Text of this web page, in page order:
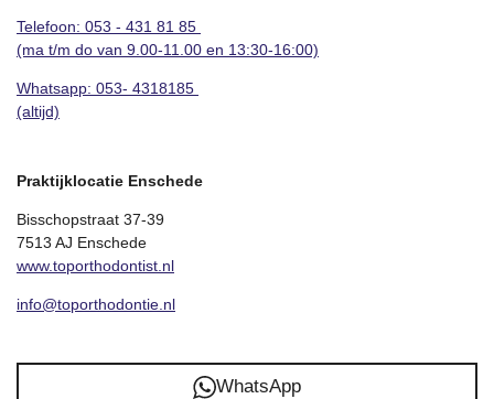
Telefoon: 053 - 431 81 85
(ma t/m do van 9.00-11.00 en 13:30-16:00)
Whatsapp: 053- 4318185
(altijd)
Praktijklocatie Enschede
Bisschopstraat 37-39
7513 AJ Enschede
www.toporthodontist.nl
info@toporthodontie.nl
WhatsApp